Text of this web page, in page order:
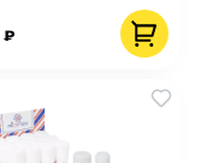
₽